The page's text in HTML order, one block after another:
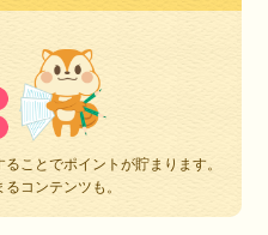
ことでポイントが貯まります。
コンテンツも。